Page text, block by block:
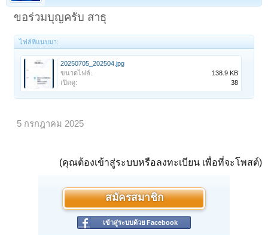
ขอร่วมบุญครับ สาธุ
ไฟล์ที่แนบมา:
20250705_202504.jpg
ขนาดไฟล์:
138.9 KB
เปิดดู:
38
5 กรกฎาคม 2025
(คุณต้องเข้าสู่ระบบหรือลงทะเบียน เพื่อที่จะโพสต์)
สมัครสมาชิก
เข้าสู่ระบบด้วย Facebook